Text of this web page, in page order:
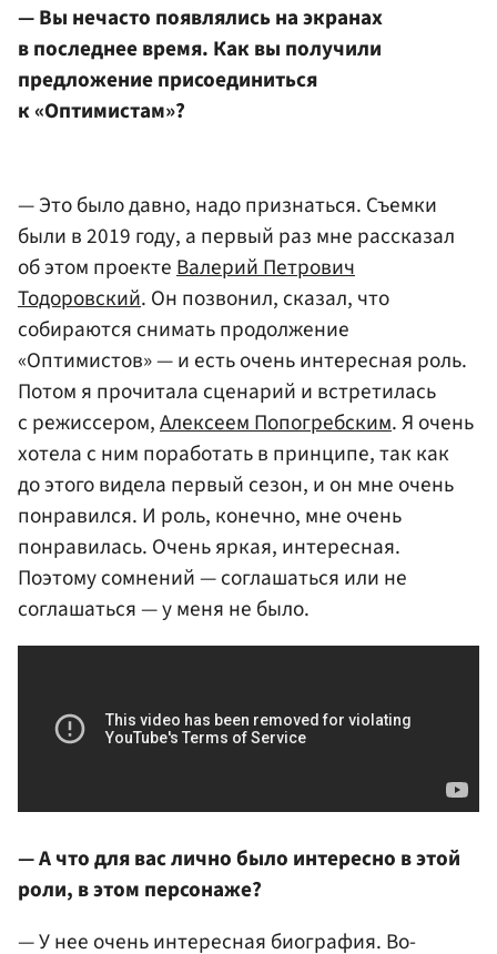
— Вы нечасто появлялись на экранах
в последнее время. Как вы получили
предложение присоединиться
к «Оптимистам»?
— Это было давно, надо признаться. Съемки
были в 2019 году, а первый раз мне рассказал
об этом проектеВалерий Петрович
Тодоровский. Он позвонил, сказал, что
собираются снимать продолжение
«Оптимистов» — и есть очень интересная роль.
Потом я прочитала сценарий и встретилась
с режиссером,Алексеем Попогребским. Я очень
хотела с ним поработать в принципе, так как
до этого видела первый сезон, и он мне очень
понравился. И роль, конечно, мне очень
понравилась. Очень яркая, интересная.
Поэтому сомнений — соглашаться или не
соглашаться — у меня не было.
— А что для вас лично было интересно в этой
роли, в этом персонаже?
— У нее очень интересная биография. Во-